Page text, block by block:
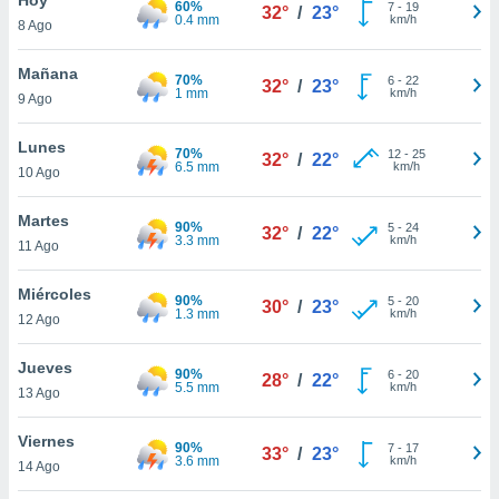
y
en
más
de
8 Ago
60%
0.4 mm
32° / 23° 7- 19
km/h
Mañana
9 Ago
70%
1 mm
32° / 23° 6- 22
km/h
Lunes
10 Ago
70%
6.5 mm
32° / 22° 12- 25
km/h
Martes
11 Ago
90%
3.3 mm
32° / 22° 5- 24
km/h
Miércoles
12 Ago
90%
1.3 mm
30° / 23° 5- 20
km/h
Jueves
13 Ago
90%
5.5 mm
28° / 22° 6- 20
km/h
Viernes
14 Ago
90%
3.6 mm
33° / 23° 7- 17
km/h